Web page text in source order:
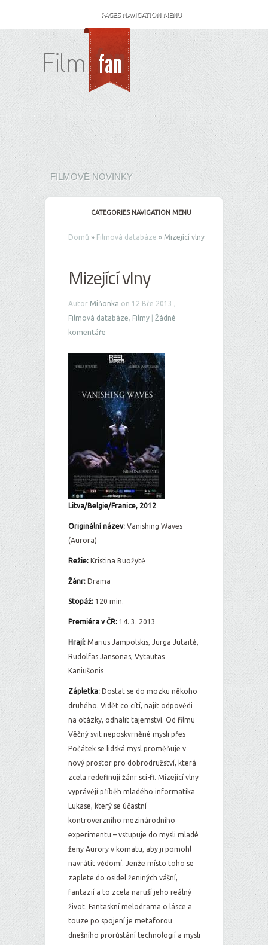
PAGES NAVIGATION MENU
FILMOVÉ NOVINKY
CATEGORIES NAVIGATION MENU
Domů » Filmová databáze » Mizející vlny
Mizející vlny
Autor Miňonka on 12 Bře 2013 ,
Filmová databáze, Filmy
Žádné
komentáře
Litva/Belgie/Franice, 2012
Originální název: Vanishing Waves
(Aurora)
Režie: Kristina Buožytė
Žánr: Drama
Stopáž: 120 min.
Premiéra v ČR: 14. 3. 2013
Hrají: Marius Jampolskis, Jurga Jutaitė,
Rudolfas Jansonas, Vytautas
Kaniušonis
Zápletka: Dostat se do mozku někoho
druhého. Vidět co cítí, najít odpovědi
na otázky, odhalit tajemství. Od filmu
Věčný svit neposkvrněné mysli přes
Počátek se lidská mysl proměňuje v
nový prostor pro dobrodružství, která
zcela redefinují žánr sci-fi. Mizející vlny
vyprávějí příběh mladého informatika
Lukase, který se účastní
kontroverzního mezinárodního
experimentu – vstupuje do mysli mladé
ženy Aurory v komatu, aby ji pomohl
navrátit vědomí. Jenže místo toho se
zaplete do osidel ženiných vášní,
fantazií a to zcela naruší jeho reálný
život. Fantaskní melodrama o lásce a
touze po spojení je metaforou
dnešního prorůstání technologií a mysli